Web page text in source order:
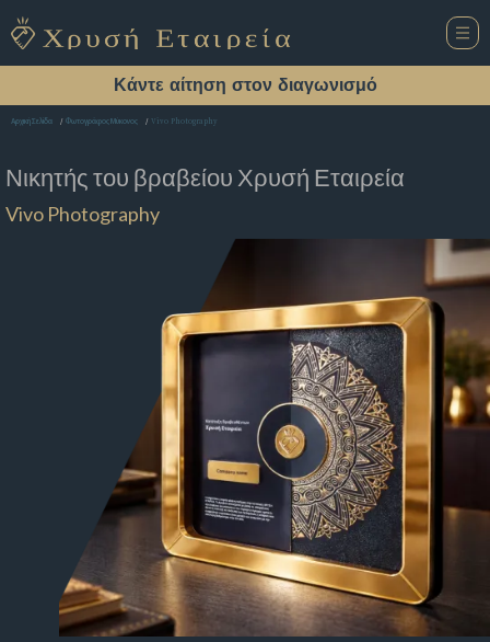
Κάντε αίτηση στον διαγωνισμό
Αρχική Σελίδα Φωτογράφος Μύκονος Vivo Photography
Νικητής του βραβείου Χρυσή Εταιρεία
Vivo Photography